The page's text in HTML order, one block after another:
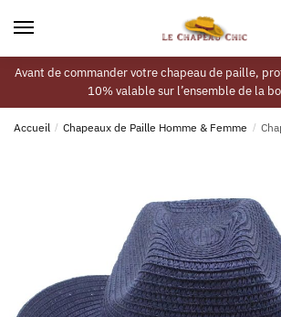
Avant de commander votre chapeau de paille,
10% valable sur l’ensemble de la
Accueil / Chapeaux de Paille Homme & Femme /